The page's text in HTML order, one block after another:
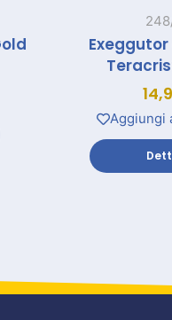
Exeggutor
Aggiungi